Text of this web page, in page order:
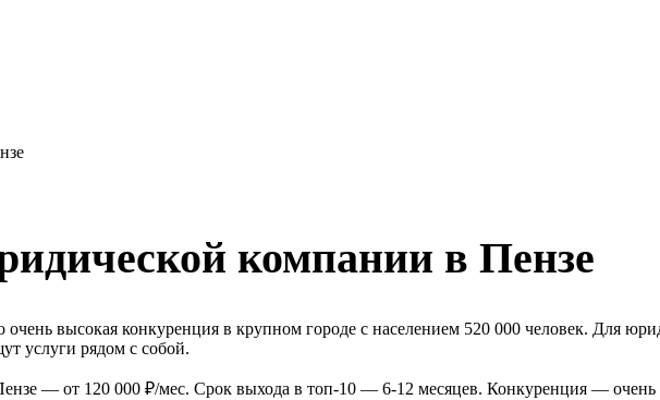
компании в Пензе
высокая конкуренция в крупном городе с населением 520 000 человек. Для
услуги рядом с собой.
— от 120 000 ₽/мес. Срок выхода в топ-10 — 6-12 месяцев. Конкуренция — очень